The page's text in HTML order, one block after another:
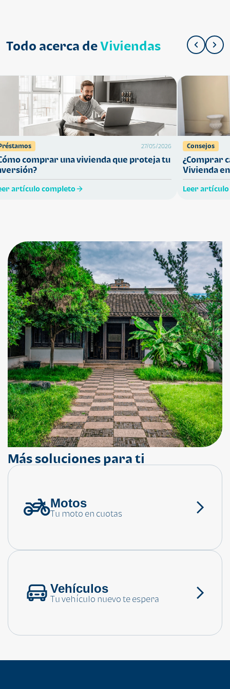
Todo acerca deViviendas
27/05/2026
comprar una vivienda que proteja tu
artículo completo
Consejos
¿Comprar
Vivienda
Leer
¿Necesitas ayuda?
Más soluciones para ti
Motos
Tu moto en cuotas
Vehículos
Tu vehículo nuevo te espera